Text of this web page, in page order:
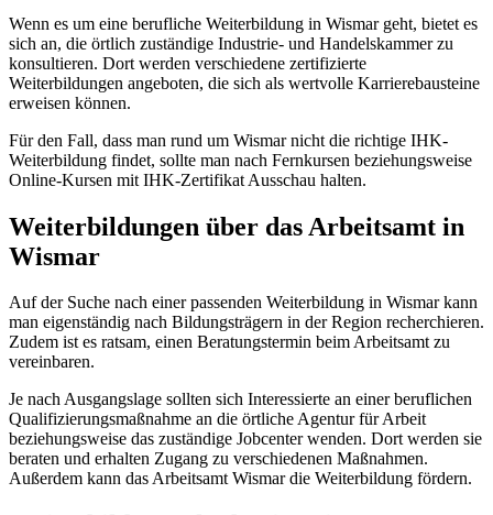
Wenn es um eine berufliche Weiterbildung in Wismar geht, bietet es
sich an, die örtlich zuständige Industrie- und Handelskammer zu
konsultieren. Dort werden verschiedene zertifizierte
Weiterbildungen angeboten, die sich als wertvolle Karrierebausteine
erweisen können.
Für den Fall, dass man rund um Wismar nicht die richtige IHK-
Weiterbildung findet, sollte man nach Fernkursen beziehungsweise
Online-Kursen mit IHK-Zertifikat Ausschau halten.
Weiterbildungen über das Arbeitsamt in
Wismar
Auf der Suche nach einer passenden Weiterbildung in Wismar kann
man eigenständig nach Bildungsträgern in der Region recherchieren.
Zudem ist es ratsam, einen Beratungstermin beim Arbeitsamt zu
vereinbaren.
Je nach Ausgangslage sollten sich Interessierte an einer beruflichen
Qualifizierungsmaßnahme an die örtliche Agentur für Arbeit
beziehungsweise das zuständige Jobcenter wenden. Dort werden sie
beraten und erhalten Zugang zu verschiedenen Maßnahmen.
Außerdem kann das Arbeitsamt Wismar die Weiterbildung fördern.